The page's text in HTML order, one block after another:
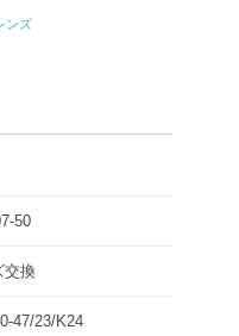
ンズ
50
交換
47/23/K24